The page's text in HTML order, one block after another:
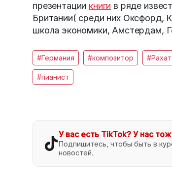
презентации книги в ряде
Британии( среди них Оксфорд,
школа экономики, Амстердам,
#Германия #композитор
#пианист
У вас есть TikTok? У нас
Подпишитесь, чтобы быть в
новостей.